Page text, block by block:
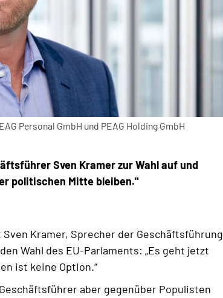
Personal GmbH und PEAG Holding GmbH
Sven Kramer zur Wahl auf und
politischen Mitte bleiben."
Kramer, Sprecher der Geschäftsführung
Wahl des EU-Parlaments: „Es geht jetzt
ist keine Option.“
aber gegenüber Populisten